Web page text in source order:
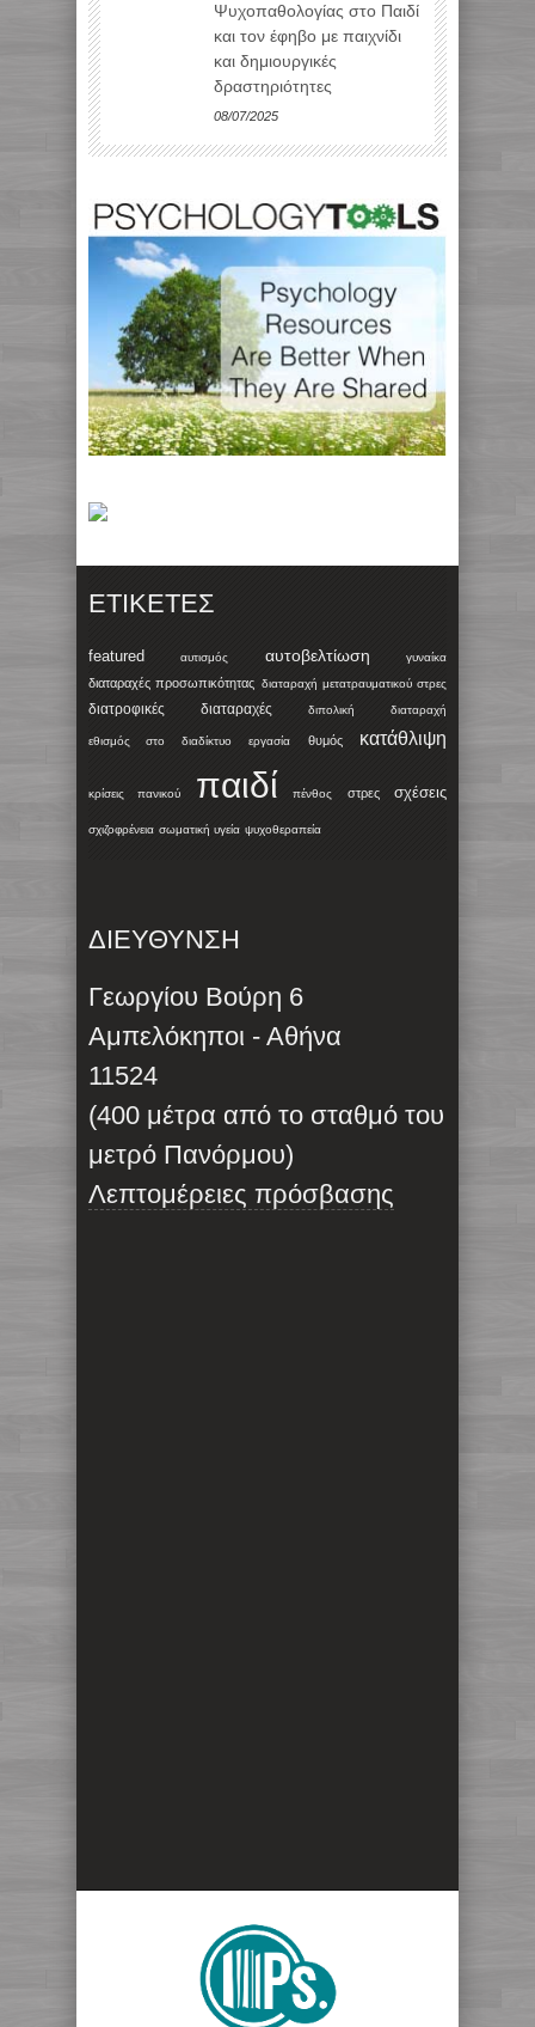
Ψυχοπαθολογίας στο Παιδί
και τον έφηβο με παιχνίδι
και δημιουργικές
δραστηριότητες
08/07/2025
ΕΤΙΚΈΤΕΣ
featured αυτισμός αυτοβελτίωση γυναίκα
διαταραχές προσωπικότητας διαταραχή μετατραυματικού στρες
διατροφικές διαταραχές διπολική διαταραχή
εθισμός στο διαδίκτυο εργασία θυμός κατάθλιψη
κρίσεις πανικού παιδί πένθος στρες σχέσεις
σχιζοφρένεια σωματική υγεία ψυχοθεραπεία
ΔΙΕΥΘΥΝΣΗ
Γεωργίου Βούρη 6
Αμπελόκηποι - Αθήνα
11524
(400 μέτρα από το σταθμό του
μετρό Πανόρμου)
Λεπτομέρειες πρόσβασης